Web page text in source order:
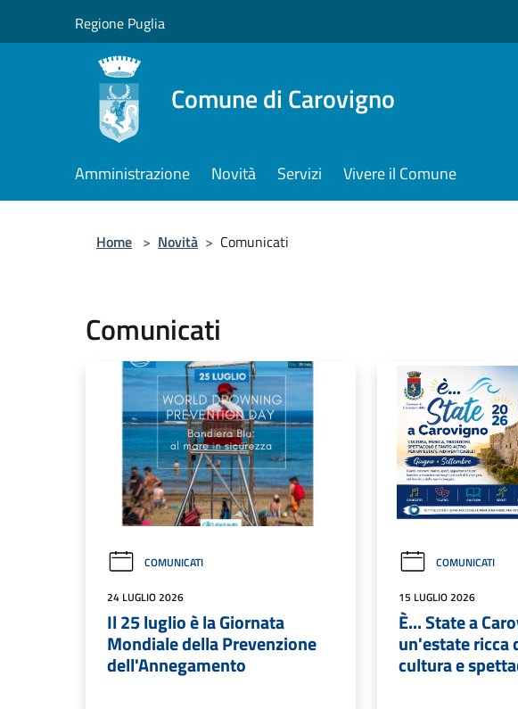
Regione Puglia
Comune di Carovigno
Amministrazione Novità Servizi Vivere il Comune
Home > Novità > Comunicati
Comunicati
COMUNICATI
24 LUGLIO 2026
Il 25 luglio è la Giornata
Mondiale della Prevenzione
dell'Annegamento
COMUNICATI
15 LUGLIO 2026
È... State a
un'estate ricca
cultura e